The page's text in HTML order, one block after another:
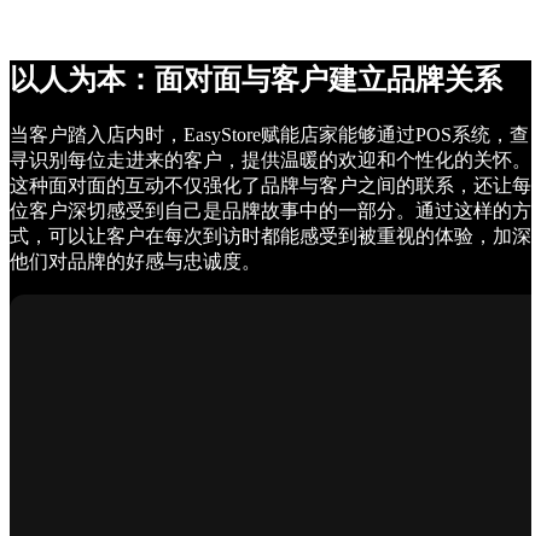
以人为本：面对面与客户建立品牌关系
当客户踏入店内时，EasyStore赋能店家能够通过POS系统，查
寻识别每位走进来的客户，提供温暖的欢迎和个性化的关怀。
这种面对面的互动不仅强化了品牌与客户之间的联系，还让每
位客户深切感受到自己是品牌故事中的一部分。通过这样的方
式，可以让客户在每次到访时都能感受到被重视的体验，加深
他们对品牌的好感与忠诚度。